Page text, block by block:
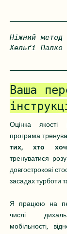
Ніжний метод
Хельґі Палко
Ваша
Оцінка якості
програма
тих, хто
тренуватися
довгострокові
засадах турботи
Я працюю на
числі
мобільності,